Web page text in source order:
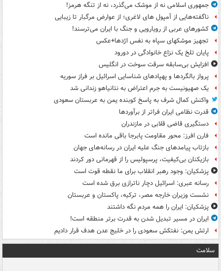
جمهوری اسلامی نه از موشک می‌گذرد، نه از تنگه هرمز!
ناگفته‌هایی از آمپول های لاغری؛ از عوارض مرگبار تا زیبایی
کشورهای عربی از رویارویی و جنگ با ایران می‌ترسند!
تجهیز موشکهای سپاه به نفس اژدها+عکس
پایان تلخ یک نزاع خانوادگی در دورود
افزایش بی‌سابقه سرقت سوخت در انگلیس
پرواز بالگردها و پهپادهای شناسایی اسرائیل بر فراز سوریه
یک صهیونیست به جرم اعتراض به نتانیاهو زندانی شد
واکنش کمال شرف به پاسخ کوبنده یمن به عربستان سعودی
قدرت نظامی ایران فراتر از برآوردها
دستگیری قاضی قلابی در مازندران
فارن افرز: محور مقاومت پابرجا باقی مانده است
بازتاب پیامدهای جنگ علیه ایران در رسانه‌های جهان
بازیکنان بی‌کیفیت، پرسپولیس را از قهرمانی دور کردند
پزشکیان: وجود رهبر انقلاب برای ما نقطه قوت است
رسانه عبری: اسرائیل دچار ناترازی برق شده است
نشست وزیران خارجه مصر، ترکیه، پاکستان و عربستان
پزشکیان: ایران را همه مردم نگه داشتند
ایران در مسیر تبدیل شدن به قدرت برتر منطقه است!
ارتش یمن: نفتکش سعودی را در خلیج عدن هدف قرار دادیم
سلامت